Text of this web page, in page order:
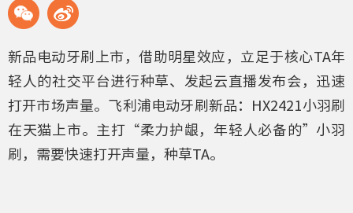
新品电动牙刷上市，借助明星效应，立足于核心TA年
轻人的社交平台进行种草、发起云直播发布会，迅速
打开市场声量。飞利浦电动牙刷新品：HX2421小羽刷
在天猫上市。主打“柔力护龈，年轻人必备的”小羽
刷，需要快速打开声量，种草TA。